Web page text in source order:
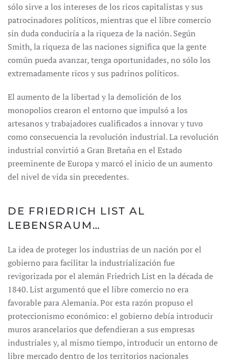
sólo sirve a los intereses de los ricos capitalistas y sus
patrocinadores políticos, mientras que el libre comercio
sin duda conduciría a la riqueza de la nación. Según
Smith, la riqueza de las naciones significa que la gente
común pueda avanzar, tenga oportunidades, no sólo los
extremadamente ricos y sus padrinos políticos.
El aumento de la libertad y la demolición de los
monopolios crearon el entorno que impulsó a los
artesanos y trabajadores cualificados a innovar y tuvo
como consecuencia la revolución industrial. La revolución
industrial convirtió a Gran Bretaña en el Estado
preeminente de Europa y marcó el inicio de un aumento
del nivel de vida sin precedentes.
DE FRIEDRICH LIST AL
LEBENSRAUM…
La idea de proteger los industrias de un nación por el
gobierno para facilitar la industrialización fue
revigorizada por el alemán Friedrich List en la década de
1840. List argumentó que el libre comercio no era
favorable para Alemania. Por esta razón propuso el
proteccionismo económico: el gobierno debía introducir
muros arancelarios que defendieran a sus empresas
industriales y, al mismo tiempo, introducir un entorno de
libre mercado dentro de los territorios nacionales